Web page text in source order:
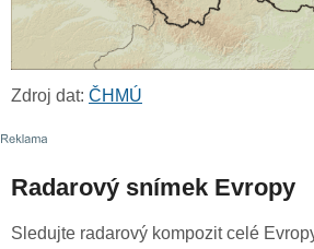
Zdroj dat: ČHMÚ
Radarový snímek Evropy
Sledujte radarový kompozit celé